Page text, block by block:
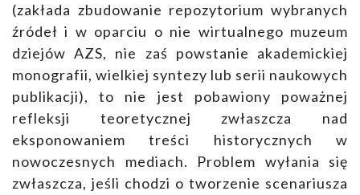
(zakłada zbudowanie repozytorium wybranych
źródeł i w oparciu o nie wirtualnego muzeum
dziejów AZS, nie zaś powstanie akademickiej
monografii, wielkiej syntezy lub serii naukowych
publikacji), to nie jest pobawiony poważnej
refleksji teoretycznej zwłaszcza nad
eksponowaniem treści historycznych w
nowoczesnych mediach. Problem wyłania się
zwłaszcza, jeśli chodzi o tworzenie scenariusza